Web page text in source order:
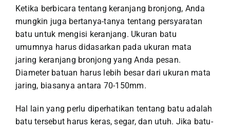
Ketika berbicara tentang keranjang bronjong, Anda
mungkin juga bertanya-tanya tentang persyaratan
batu untuk mengisi keranjang. Ukuran batu
umumnya harus didasarkan pada ukuran mata
jaring keranjang bronjong yang Anda pesan.
Diameter batuan harus lebih besar dari ukuran mata
jaring, biasanya antara 70-150mm.
Hal lain yang perlu diperhatikan tentang batu adalah
batu tersebut harus keras, segar, dan utuh. Jika batu-